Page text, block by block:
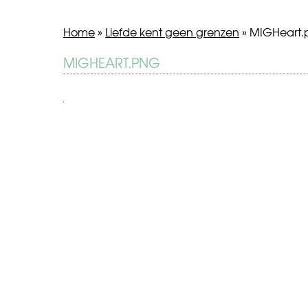
Home» Liefde kent geen grenzen »
MIGHEART.PNG
BERICHT
NAVIGATIE
Liefde
kent
grenzen